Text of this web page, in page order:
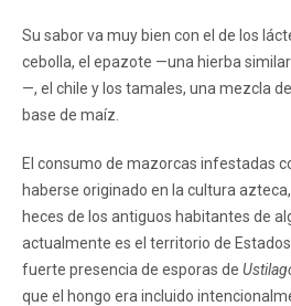
Su sabor va muy bien con el de los
cebolla, el epazote —una hierba
—, el chile y los tamales, una mezcla
base de maíz.
El consumo de mazorcas infestadas
haberse originado en la cultura
heces de los antiguos habitantes de
actualmente es el territorio de
fuerte presencia de esporas de
que el hongo era incluido